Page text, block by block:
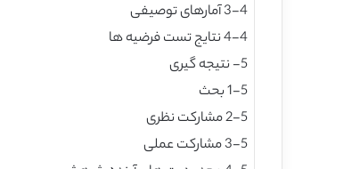
3-4 آمارهای توصیفی
4-4 نتایج تست فرضیه ها
5- نتیجه گیری
1-5 بحث
2-5 مشارکت نظری
3-5 مشارکت عملی